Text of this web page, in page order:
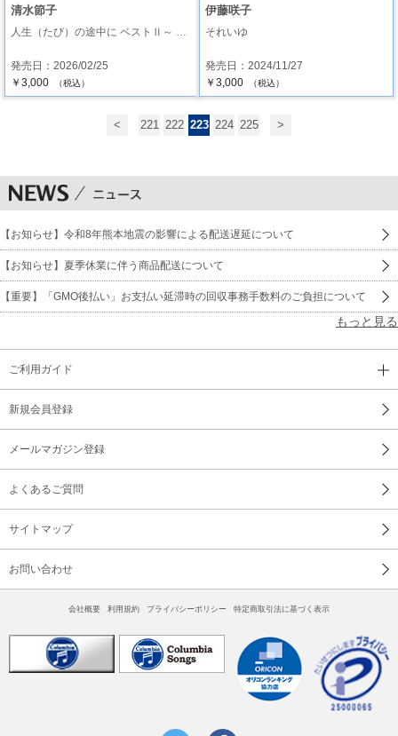
清水節子
人生（たび）の途中に ベストⅡ～ …
発売日：2026/02/25
￥3,000
（税込）
伊藤咲子
それいゆ
発売日：2024/11/27
￥3,000
（税込）
< 221 222 223 224 225 >
【お知らせ】令和8年熊本地震の影響による配送遅延について
【お知らせ】夏季休業に伴う商品配送について
【重要】「GMO後払い」お支払い延滞時の回収事務手数料のご負担について
もっと見る
ご利用ガイド
新規会員登録
メールマガジン登録
よくあるご質問
サイトマップ
お問い合わせ
会社概要 利用規約 プライバシーポリシー 特定商取引法に基づく表示